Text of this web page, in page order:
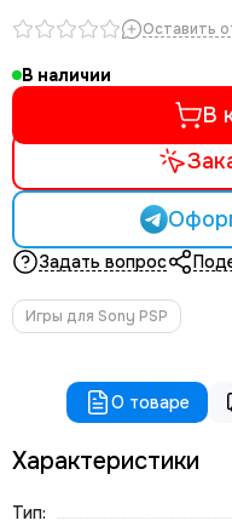
Оставить
В наличии
В
Задать вопрос
Игры для Sony PSP
О товаре
Характеристики
Тип: